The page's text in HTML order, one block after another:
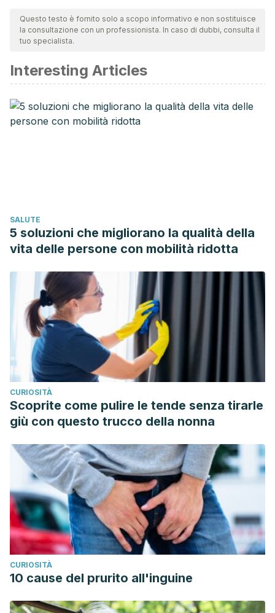
Questo testo è fornito solo a scopo informativo e non sostituisce
la consultazione con un professionista. In caso di dubbi, consulta il
tuo specialista.
Interesting Articles
SALUTE
5 soluzioni che migliorano la qualità della
vita delle persone con mobilità ridotta
CURIOSITÀ
Scoprite come pulire le tende senza tirarle
giù con questo trucco della nonna
CURIOSITÀ
10 cause del prurito all'inguine